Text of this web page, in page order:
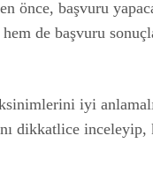
önce, başvuru
de başvuru
iyi
dikkatlice